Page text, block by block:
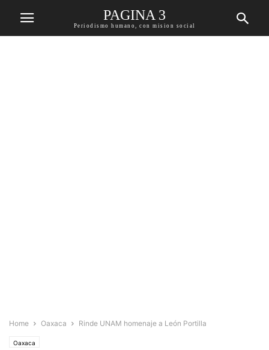
PAGINA 3
Periodismo humano, con mision social
Home Oaxaca Rinde UNAM homenaje a León Portilla
Oaxaca